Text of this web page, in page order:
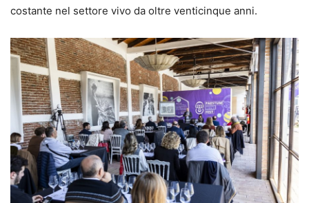
costante nel settore vivo da oltre venticinque anni.